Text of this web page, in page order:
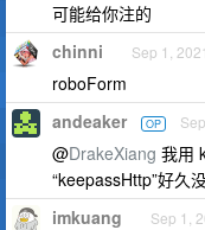
可能给你注的
chinni Sep 1, 2021
roboForm
andeaker OP
@DrakeXiang 我用
“keepassHttp”好久
imkuang Sep 1,